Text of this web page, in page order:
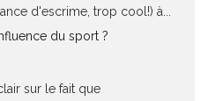
d'escrime, trop cool!) à...
du sport ?
sur le fait que